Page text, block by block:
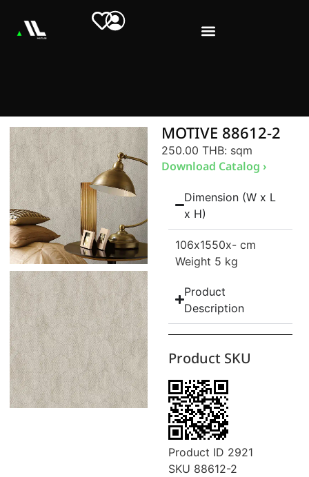
MOTIVE 88612-2
250.00 THB: sqm
Download Catalog ›
Dimension (W x L
x H)
106x1550x- cm
Weight 5 kg
Product
Description
Product SKU
Product ID 2921
SKU 88612-2